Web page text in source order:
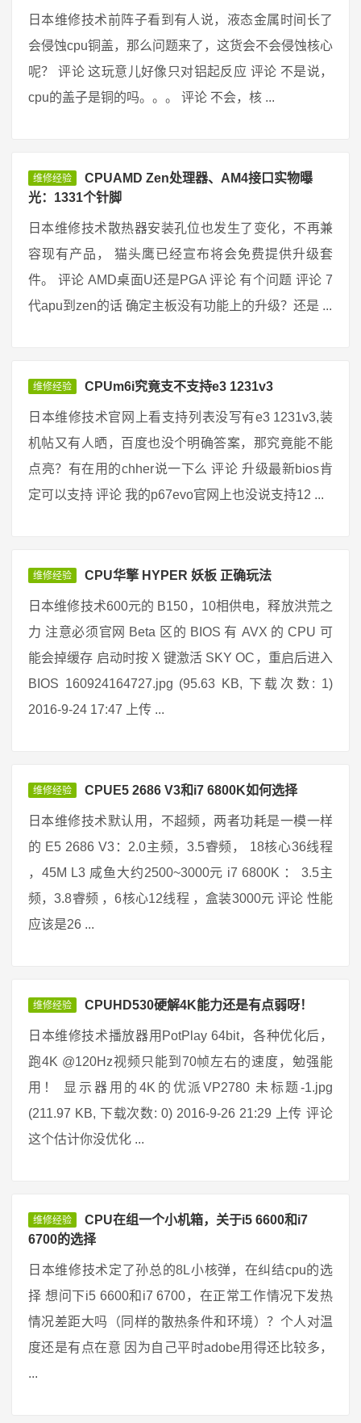
日本维修技术前阵子看到有人说，液态金属时间长了
会侵蚀cpu铜盖，那么问题来了，这货会不会侵蚀核心
呢？ 评论 这玩意儿好像只对铝起反应 评论 不是说，
cpu的盖子是铜的吗。。。 评论 不会，核 ...
维修经验
CPUAMD Zen处理器、AM4接口实物曝
光：1331个针脚
日本维修技术散热器安装孔位也发生了变化，不再兼
容现有产品， 猫头鹰已经宣布将会免费提供升级套
件。 评论 AMD桌面U还是PGA 评论 有个问题 评论 7
代apu到zen的话 确定主板没有功能上的升级？还是 ...
维修经验 CPUm6i究竟支不支持e3 1231v3
日本维修技术官网上看支持列表没写有e3 1231v3,装
机帖又有人晒，百度也没个明确答案，那究竟能不能
点亮？有在用的chher说一下么 评论 升级最新bios肯
定可以支持 评论 我的p67evo官网上也没说支持12 ...
维修经验 CPU华擎 HYPER 妖板 正确玩法
日本维修技术600元的 B150，10相供电，释放洪荒之
力 注意必须官网 Beta 区的 BIOS 有 AVX 的 CPU 可
能会掉缓存 启动时按 X 键激活 SKY OC，重启后进入
BIOS 160924164727.jpg (95.63 KB, 下载次数: 1)
2016-9-24 17:47 上传 ...
维修经验 CPUE5 2686 V3和i7 6800K如何选择
日本维修技术默认用，不超频，两者功耗是一模一样
的 E5 2686 V3：2.0主频，3.5睿频， 18核心36线程
，45M L3 咸鱼大约2500~3000元 i7 6800K ： 3.5主
频，3.8睿频 ，6核心12线程 ，盒装3000元 评论 性能
应该是26 ...
维修经验 CPUHD530硬解4K能力还是有点弱呀！
日本维修技术播放器用PotPlay 64bit，各种优化后，
跑4K @120Hz视频只能到70帧左右的速度，勉强能
用！ 显示器用的4K的优派VP2780 未标题-1.jpg
(211.97 KB, 下载次数: 0) 2016-9-26 21:29 上传 评论
这个估计你没优化 ...
维修经验
CPU在组一个小机箱，关于i5 6600和i7
6700的选择
日本维修技术定了孙总的8L小核弹，在纠结cpu的选
择 想问下i5 6600和i7 6700，在正常工作情况下发热
情况差距大吗（同样的散热条件和环境）？个人对温
度还是有点在意 因为自己平时adobe用得还比较多，
...